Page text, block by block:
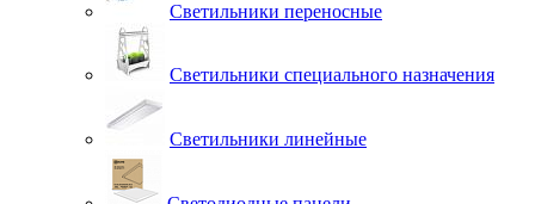
Светильники переносные
Светильники специального назначения
Светильники линейные